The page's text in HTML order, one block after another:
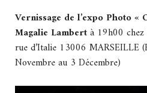
Vernissage de l’expo Photo «
Magalie Lambertà 19h00
rue d’Italie 13006 MARSEILLE
Novembre au 3 Décembre)